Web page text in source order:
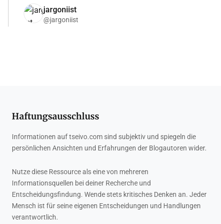
jargoniist
@jargoniist
Haftungsausschluss
Informationen auf tseivo.com sind subjektiv und spiegeln die
persönlichen Ansichten und Erfahrungen der Blogautoren wider.
Nutze diese Ressource als eine von mehreren
Informationsquellen bei deiner Recherche und
Entscheidungsfindung. Wende stets kritisches Denken an. Jeder
Mensch ist für seine eigenen Entscheidungen und Handlungen
verantwortlich.